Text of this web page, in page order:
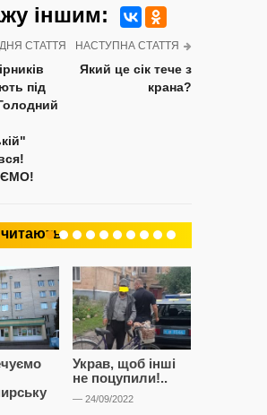
iншим:
СТАТТЯ
під
НАСТУПНА СТАТТЯ
Який це сік тече з
крана?
Украв, щоб інші
не поцупили!..
— 24/09/2022